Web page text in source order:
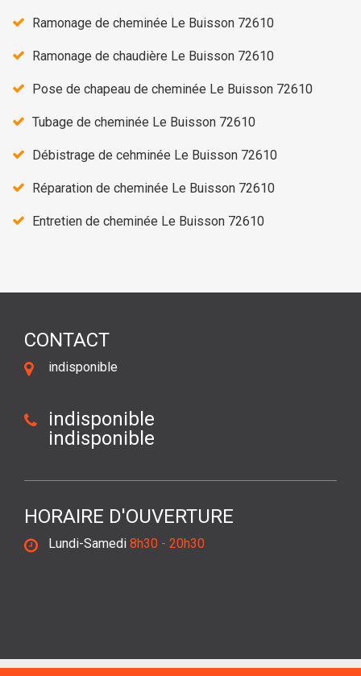
Ramonage de cheminée Le Buisson 72610
Ramonage de chaudière Le Buisson 72610
Pose de chapeau de cheminée Le Buisson 72610
Tubage de cheminée Le Buisson 72610
Débistrage de cehminée Le Buisson 72610
Réparation de cheminée Le Buisson 72610
Entretien de cheminée Le Buisson 72610
CONTACT
indisponible
indisponible
indisponible
HORAIRE D'OUVERTURE
Lundi-Samedi 8h30 - 20h30